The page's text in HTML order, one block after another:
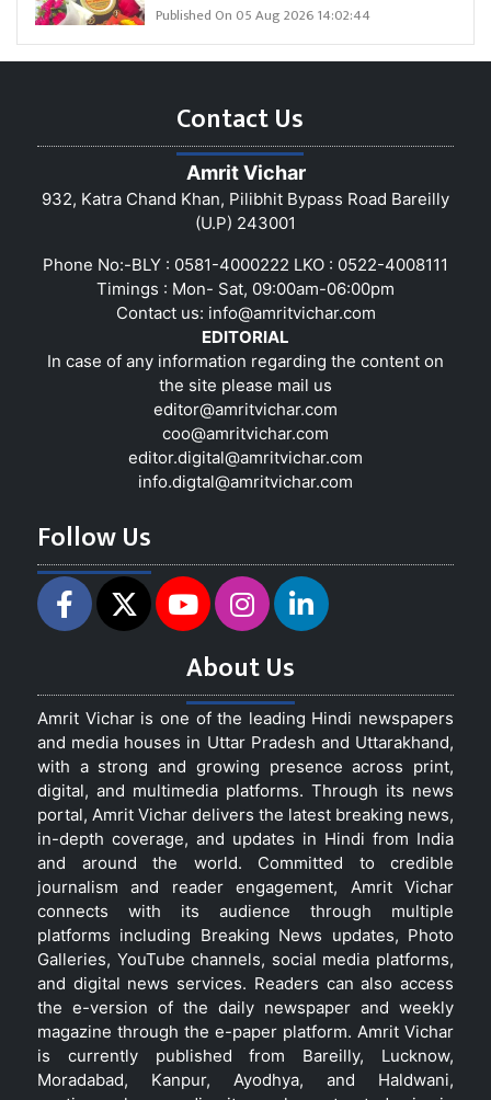
Published On 05 Aug 2026 14:02:44
Contact Us
Amrit Vichar
932, Katra Chand Khan, Pilibhit Bypass Road Bareilly
(U.P) 243001
Phone No:-BLY : 0581-4000222 LKO : 0522-4008111
Timings : Mon- Sat, 09:00am-06:00pm
Contact us: info@amritvichar.com
EDITORIAL
In case of any information regarding the content on
the site please mail us
editor@amritvichar.com
coo@amritvichar.com
editor.digital@amritvichar.com
info.digtal@amritvichar.com
Follow Us
About Us
Amrit Vichar is one of the leading Hindi newspapers
and media houses in Uttar Pradesh and Uttarakhand,
with a strong and growing presence across print,
digital, and multimedia platforms. Through its news
portal, Amrit Vichar delivers the latest breaking news,
in-depth coverage, and updates in Hindi from India
and around the world. Committed to credible
journalism and reader engagement, Amrit Vichar
connects with its audience through multiple
platforms including Breaking News updates, Photo
Galleries, YouTube channels, social media platforms,
and digital news services. Readers can also access
the e-version of the daily newspaper and weekly
magazine through the e-paper platform. Amrit Vichar
is currently published from Bareilly, Lucknow,
Moradabad, Kanpur, Ayodhya, and Haldwani,